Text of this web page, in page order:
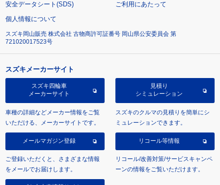
安全データシート(SDS)
ご利用にあたって
個人情報について
スズキ岡山販売 株式会社 古物商許可証番号 岡山県公安委員会 第
721020017523号
スズキメーカーサイト
スズキ四輪車
メーカーサイト
車種の詳細などメーカー情報をご覧
いただける、メーカーサイトです。
見積り
シミュレーション
スズキのクルマの見積りを簡単にシ
ミュレーションできます。
メールマガジン登録
ご登録いただくと、さまざまな情報
をメールでお届けします。
リコール等情報
リコール/改善対策/サービスキャンペ
ーンの情報をご覧いただけます。